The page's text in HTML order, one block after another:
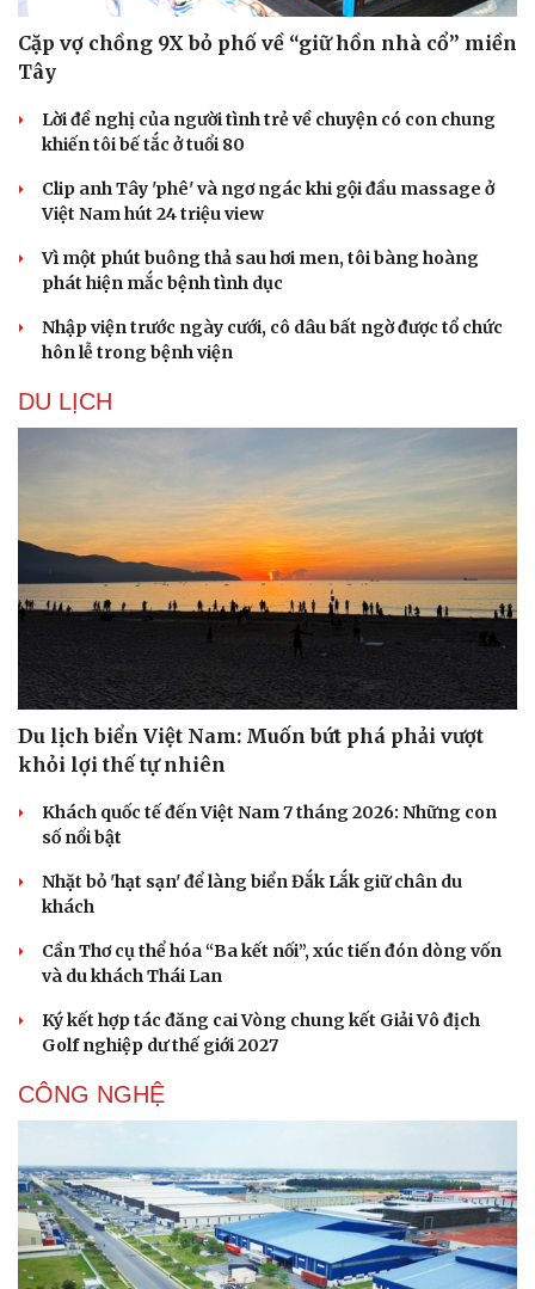
Sân khấu - Điện ảnh
Âm nhạc
Di sản
Giải trí
Nghệ sĩ
Thời trang
Sao Việt
Cặp vợ chồng 9X bỏ phố về “giữ hồn nhà cổ” miền
Tây
Lời đề nghị của người tình trẻ về chuyện có con chung
khiến tôi bế tắc ở tuổi 80
Clip anh Tây 'phê' và ngơ ngác khi gội đầu massage ở
Việt Nam hút 24 triệu view
Vì một phút buông thả sau hơi men, tôi bàng hoàng
phát hiện mắc bệnh tình dục
Nhập viện trước ngày cưới, cô dâu bất ngờ được tổ chức
hôn lễ trong bệnh viện
DU LỊCH
Du lịch biển Việt Nam: Muốn bứt phá phải vượt
khỏi lợi thế tự nhiên
Khách quốc tế đến Việt Nam 7 tháng 2026: Những con
số nổi bật
Nhặt bỏ 'hạt sạn' để làng biển Đắk Lắk giữ chân du
khách
Cần Thơ cụ thể hóa “Ba kết nối”, xúc tiến đón dòng vốn
và du khách Thái Lan
Ký kết hợp tác đăng cai Vòng chung kết Giải Vô địch
Golf nghiệp dư thế giới 2027
CÔNG NGHỆ